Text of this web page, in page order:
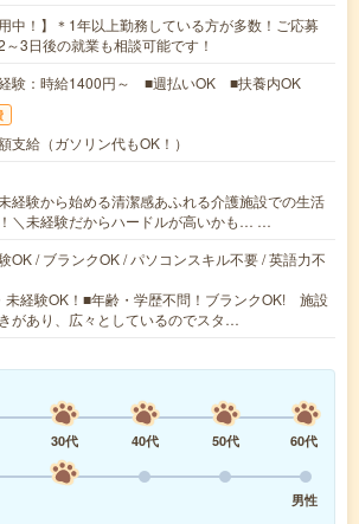
用中！】＊1年以上勤務している方が多数！ご応募
3日後の就業も相談可能です！
験：時給1400円～ ■週払いOK ■扶養内OK
支給（ガソリン代もOK！）
経験から始める清潔感あふれる介護施設での生活
＼未経験だからハードルが高いかも… …
OK / ブランクOK / パソコンスキル不要 / 英語力不
未経験OK！■年齢・学歴不問！ブランクOK! 施設
があり、広々としているのでスタ…
30代 40代 50代
60代
男性